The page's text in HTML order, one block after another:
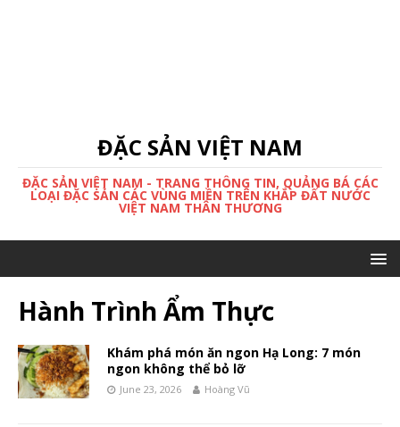
ĐẶC SẢN VIỆT NAM
ĐẶC SẢN VIỆT NAM - TRANG THÔNG TIN, QUẢNG BÁ CÁC
LOẠI ĐẶC SẢN CÁC VÙNG MIỀN TRÊN KHẮP ĐẤT NƯỚC
VIỆT NAM THÂN THƯƠNG
Hành Trình Ẩm Thực
Khám phá món ăn ngon Hạ Long: 7 món
ngon không thể bỏ lỡ
June 23, 2026 Hoàng Vũ